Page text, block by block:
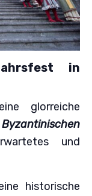
in
glorreiche
Byzantinischen
und
historische